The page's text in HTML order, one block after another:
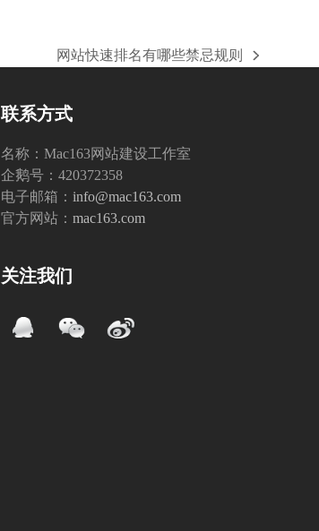
下
篇
章:
网站快速排名有哪些禁忌规则
联系方式
名称：Mac163网站建设工作室
企鹅号：420372358
电子邮箱：info@mac163.com
官方网站：mac163.com
关注我们